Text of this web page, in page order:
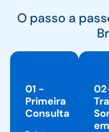
O passo a
01 -
Primeira
Consulta
em